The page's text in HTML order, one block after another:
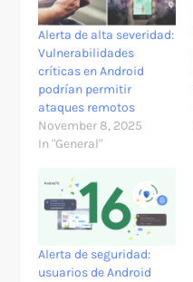
Alerta de alta severidad:
Vulnerabilidades
críticas en Android
podrían permitir
ataques remotos
November 8, 2025
In "General"
Alerta de seguridad:
usuarios de Android